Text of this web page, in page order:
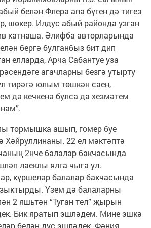
белән Флера апа бүген дә тигез
шөкер. Илдус абый районда узган
катнаша. Әлифба авторларында
бергә булганбыз бит дип
елларда, Арча Сабантуе уза
агачларны безгә утырту
тирәгә юлым төшкән саен,
дә кечкенә булса да хезмәтем
тормышка ашып, гомер буе
Хәйруллинаны. 22 ел мәктәптә
2нче балалар бакчасында
лаеклы ялга чыга ул.
күршеләр балалар бакчасында
Үзем дә балаларны
2 яшьтән “Туган тел” җырын
Бик яратып эшләдем. Мине эшкә
белән дус эшләдек. Фәния